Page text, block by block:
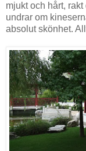
mjukt och hårt,
undrar om
absolut skönhet.